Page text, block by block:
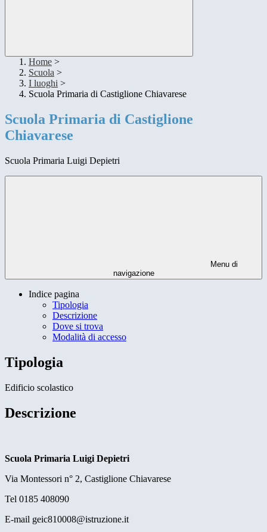
Home >
Scuola >
I luoghi >
Scuola Primaria di Castiglione Chiavarese
Scuola Primaria di Castiglione
Chiavarese
Scuola Primaria Luigi Depietri
Menu di
navigazione
Indice pagina
Tipologia
Descrizione
Dove si trova
Modalità di accesso
Tipologia
Edificio scolastico
Descrizione
Scuola Primaria Luigi Depietri
Via Montessori n° 2, Castiglione Chiavarese
Tel 0185 408090
E-mail geic810008@istruzione.it